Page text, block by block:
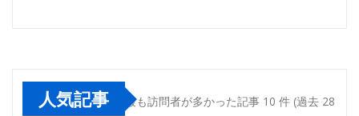
人気記事 最も訪問者が多かった記事 10 件 (過去 28